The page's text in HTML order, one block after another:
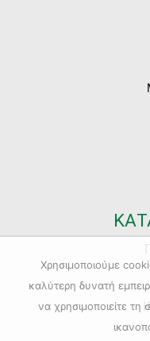
Χρησιμοποιούμε
καλύτερη δυνατή
να χρησιμοποιείτε